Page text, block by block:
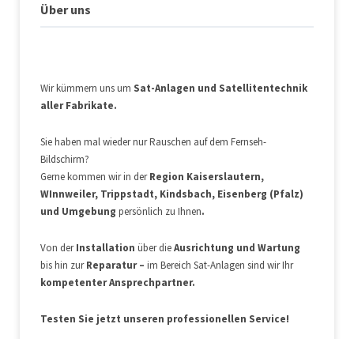
Über uns
Wir kümmern uns um Sat-Anlagen und Satellitentechnik
aller Fabrikate.
Sie haben mal wieder nur Rauschen auf dem Fernseh-
Bildschirm?
Gerne kommen wir in derRegion Kaiserslautern,
WInnweiler, Trippstadt, Kindsbach, Eisenberg (Pfalz)
und Umgebung persönlich zu Ihnen.
Von derInstallation über dieAusrichtung und Wartung
bis hin zurReparatur – im Bereich Sat-Anlagen sind wir Ihr
kompetenter Ansprechpartner.
Testen Sie jetzt unseren professionellen Service!